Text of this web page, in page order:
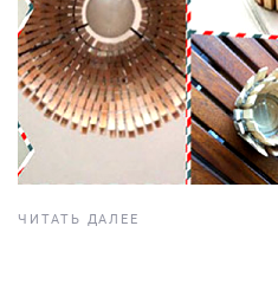
ЧИТАТЬ ДАЛЕЕ